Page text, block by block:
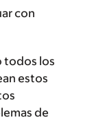
con
todos los
estos
de